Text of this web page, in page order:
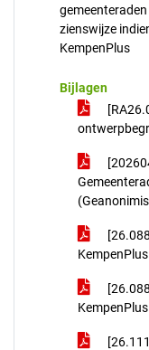
zienswijze
KempenPlus
Bijlagen
KempenPlus